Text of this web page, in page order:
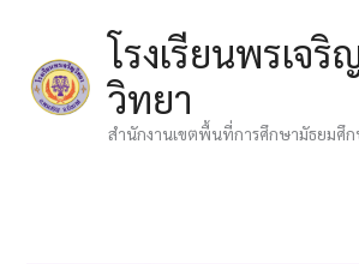
content
โรงเรียนพรเจริ
วิทยา
สำนักงานเขตพื้นที่การศึกษามัธยมศึ